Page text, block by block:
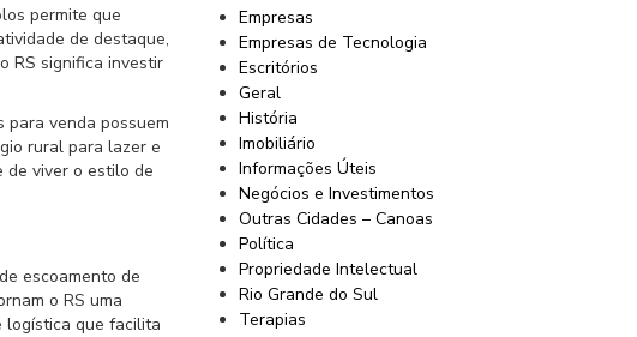
permite que
de destaque,
RS significa investir
para venda possuem
rural para lazer e
de viver o estilo de
escoamento de
o RS uma
logística que facilita
Empresas
Empresas de Tecnologia
Escritórios
Geral
História
Imobiliário
Informações Úteis
Negócios e Investimentos
Outras Cidades – Canoas
Política
Propriedade Intelectual
Rio Grande do Sul
Terapias